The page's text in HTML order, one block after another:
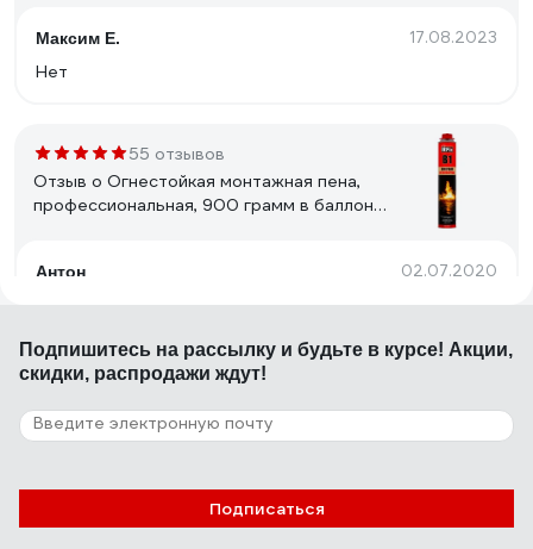
Максим Е. 17.08.2023
Нет
55 отзывов
Отзыв о Огнестойкая монтажная пена,
профессиональная, 900 грамм в баллоне
Антон 02.07.2020
Хорошая пена! Специально проверил заявленные
перед запениванием новой входной двери.
Использовал газовую горелку, секунд 15-20... Пена,
нарушилось и прямого воспламенения не было и в
помине. Норм, в общем!)
4 отзыва
WhiteTeq Белая Технология проф
Подпишитесь на рассылку и будьте в курсе! Акции,
скидки, распродажи ждут!
Подписаться